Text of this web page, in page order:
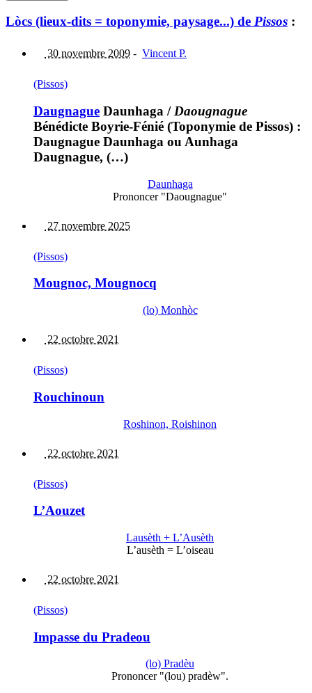
Lòcs (lieux-dits = toponymie, paysage...) de Pissos :
30 novembre 2009 - Vincent P.
(Pissos)
Daugnague Daunhaga / Daougnague
Bénédicte Boyrie-Fénié (Toponymie de Pissos) :
Daugnague Daunhaga ou Aunhaga
Daugnague, (…)
Daunhaga
Prononcer "Daougnague"
27 novembre 2025
(Pissos)
Mougnoc, Mougnocq
(lo) Monhòc
22 octobre 2021
(Pissos)
Rouchinoun
Roshinon, Roishinon
22 octobre 2021
(Pissos)
L’Aouzet
Lausèth + L’Ausèth
L’ausèth = L’oiseau
22 octobre 2021
(Pissos)
Impasse du Pradeou
(lo) Pradèu
Prononcer "(lou) pradèw".